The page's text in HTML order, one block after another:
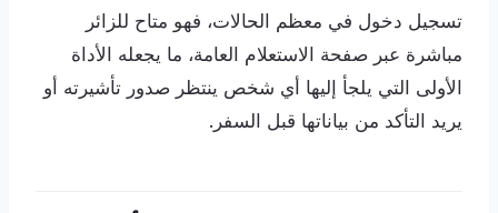
تسجيل دخول في معظم الحالات، فهو متاح للزائر
مباشرة عبر صفحة الاستعلام العامة، ما يجعله الأداة
الأولى التي يلجأ إليها أي شخص ينتظر صدور تأشيرته أو
يريد التأكد من بياناتها قبل السفر.